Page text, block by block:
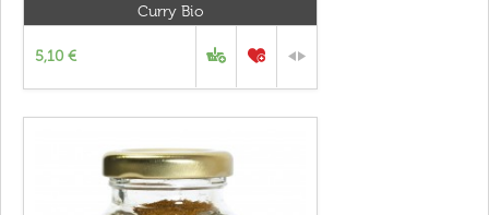
Curry Bio
5,10 €